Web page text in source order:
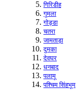
गिरिडीह
गुमला
गोड्डा
चतरा
जामताड़ा
दुमका
देवघर
धनबाद
पलामू
पश्चिम सिंहभूम